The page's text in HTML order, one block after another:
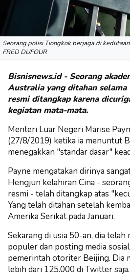
Seorang polisi Tiongkok berjaga di
FRED DUFOUR
Bisnisnews.id - Seorang
Australia yang ditahan
resmi ditangkap karena
kegiatan mata-mata.
Menteri Luar Negeri Marise
(27/8/2019) ketika ia menuntut
menegakkan "standar dasar"
Payne mengatakan dirinya
Hengjun kelahiran Cina -
resmi - telah ditangkap atas
Yang telah ditahan setelah
Amerika Serikat pada Januari.
Sekarang di usia 50-an, dia
populer dan posting media
pemerintah otoriter Beijing. Dia
lebih dari 125.000 di Twitter saja.